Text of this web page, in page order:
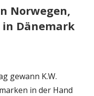
Norwegen,
Dänemark
gewann K.W.
in der Hand